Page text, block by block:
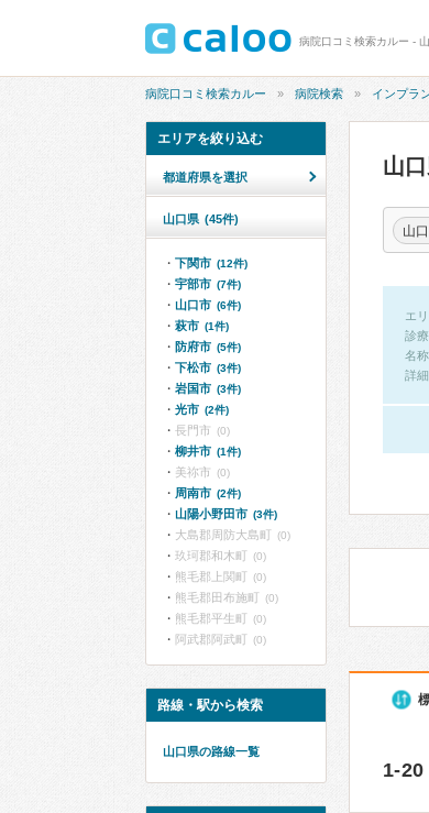
病院口コミ検索カルー -
病院口コミ検索カルー 病院検索 インプラ
山
山
エ
診
名称
詳
1-20
エリアを絞り込む
都道府県を選択
山口県 (45件)
下関市 (12件)
宇部市 (7件)
山口市 (6件)
萩市 (1件)
防府市 (5件)
下松市 (3件)
岩国市 (3件)
光市 (2件)
長門市 (0)
柳井市 (1件)
美祢市 (0)
周南市 (2件)
山陽小野田市 (3件)
大島郡周防大島町 (0)
玖珂郡和木町 (0)
熊毛郡上関町 (0)
熊毛郡田布施町 (0)
熊毛郡平生町 (0)
阿武郡阿武町 (0)
路線・駅から検索
山口県の路線一覧